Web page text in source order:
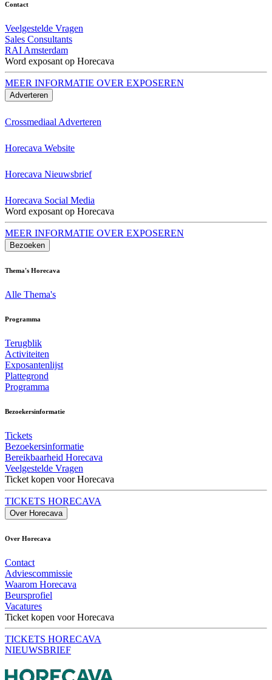
Contact
Veelgestelde Vragen
Sales Consultants
RAI Amsterdam
Word exposant op Horecava
MEER INFORMATIE OVER EXPOSEREN
Adverteren
Crossmediaal Adverteren
Horecava Website
Horecava Nieuwsbrief
Horecava Social Media
Word exposant op Horecava
MEER INFORMATIE OVER EXPOSEREN
Bezoeken
Thema's Horecava
Alle Thema's
Programma
Terugblik
Activiteiten
Exposantenlijst
Plattegrond
Programma
Bezoekersinformatie
Tickets
Bezoekersinformatie
Bereikbaarheid Horecava
Veelgestelde Vragen
Ticket kopen voor Horecava
TICKETS HORECAVA
Over Horecava
Over Horecava
Contact
Adviescommissie
Waarom Horecava
Beursprofiel
Vacatures
Ticket kopen voor Horecava
TICKETS HORECAVA
NIEUWSBRIEF